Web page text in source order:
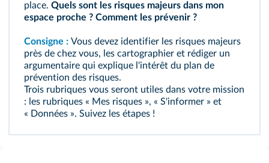
place. Quels sont les risques majeurs dans mon
espace proche ? Comment les prévenir ?
Consigne : Vous devez identifier les risques majeurs
près de chez vous, les cartographier et rédiger un
argumentaire qui explique l'intérêt du plan de
prévention des risques.
Trois rubriques vous seront utiles dans votre mission
: les rubriques « Mes risques », « S'informer » et
« Données ». Suivez les étapes !